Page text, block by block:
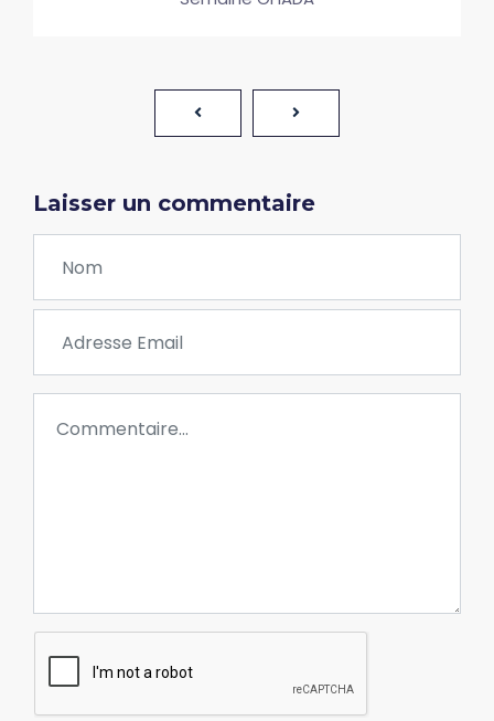
Laisser un commentaire